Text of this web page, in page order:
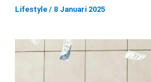
Lifestyle / 8 Januari 2025